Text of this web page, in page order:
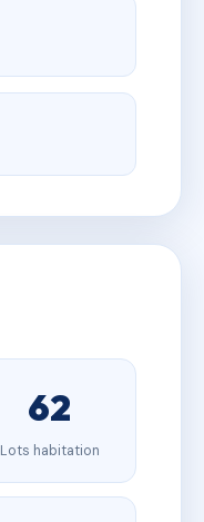
62
Lots habitation